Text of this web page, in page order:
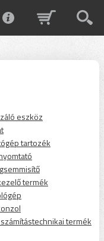
eszköz
tartozék
termék
termék